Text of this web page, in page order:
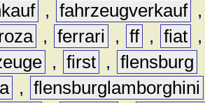
, fahrzeugverkauf
, ferrari , ff , fiat
, first , flensburg
, flensburglamborghini